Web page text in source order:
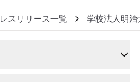
スリリース一覧 学校法人明治